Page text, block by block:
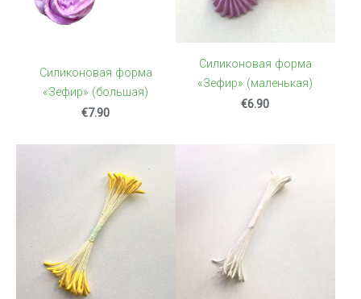
Силиконовая форма
«Зефир» (большая)
€7.90
Силиконовая форма
«Зефир» (маленькая)
€6.90